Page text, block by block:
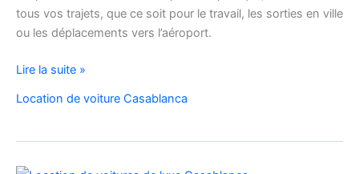
tous vos trajets, que ce soit pour le travail, les sorties en ville
ou les déplacements vers l’aéroport.
Location
voiture
C3
à
Lire la suite »
Location de voiture Casablanca